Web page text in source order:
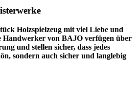
Holzspielzeug mit viel Liebe und
Handwerker von BAJO verfügen über
und stellen sicher, dass jedes
sondern auch sicher und langlebig